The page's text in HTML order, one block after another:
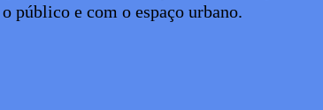
público e com o espaço urbano.